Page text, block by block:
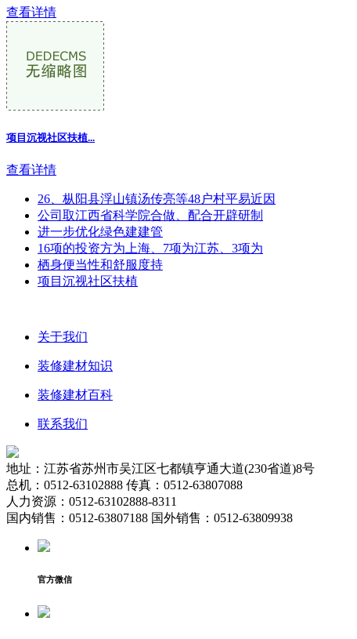
查看详情
项目沉视社区扶植...
查看详情
26、枞阳县浮山镇汤传亮等48户村平易近因
公司取江西省科学院合做、配合开辟研制
进一步优化绿色建建管
16项的投资方为上海、7项为江苏、3项为
栖身便当性和舒服度持
项目沉视社区扶植
关于我们
装修建材知识
装修建材百科
联系我们
地址：江苏省苏州市吴江区七都镇亨通大道(230省道)8号
总机：0512-63102888 传真：0512-63807088
人力资源：0512-63102888-8311
国内销售：0512-63807188 国外销售：0512-63809938
官方微信